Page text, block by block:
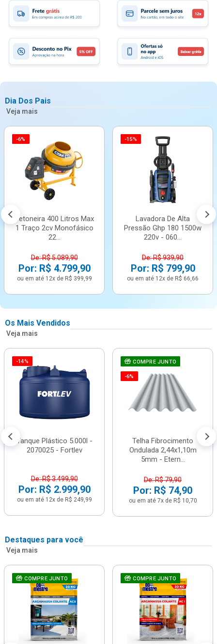
Dia Dos Pais
Veja mais
-6%
Betoneira 400 Litros Max
1 Traço 2cv Monofásico
22...
De: R$ 5.089,90
Por: R$ 4.799,90
ou em até 12x de R$ 399,99
-15%
Lavadora De Alta
Pressão Ghp 180 1500w
220v - 060...
De: R$ 939,90
Por: R$ 799,90
ou em até 12x de R$ 66,66
Os Mais Vendidos
Veja mais
-14%
Tanque Plástico 5.000l -
2070025 - Fortlev
De: R$ 3.499,90
Por: R$ 2.999,90
ou em até 12x de R$ 249,99
COMPRE JUNTO
-6%
Telha Fibrocimento
Ondulada 2,44x1,10m
5mm - Etern...
De: R$ 79,90
Por: R$ 74,90
ou em até 7x de R$ 10,70
Destaques para você
Veja mais
COMPRE JUNTO COMPRE JUNTO